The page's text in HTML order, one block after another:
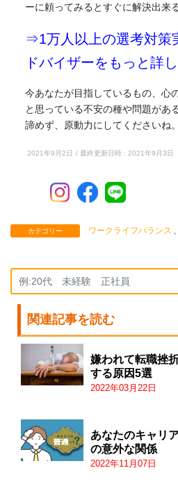
ーに頼ってみるとすぐに解決出来
⇒1万人以上の選考対策
ドバイザーをもっと詳
今あなたが目指しているもの、心
と思っている不安の種や問題があ
諦めず、原動力にしてくださいね
2021年9月2日 / 最終更新日時 : 2021年9月3日
カテゴリー ワークライフバランス 、
関連記事を読む
嫌われて転職挫
する原因5選
2022年03月22日
あなたのキャリ
の意外な関係
2022年11月07日